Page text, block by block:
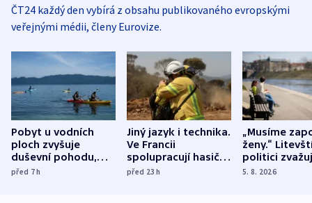
ČT24 každý den vybírá z obsahu publikovaného evropskými
veřejnými médii, členy Eurovize.
Pobyt u vodních
ploch zvyšuje
duševní pohodu,
ukázala
před 7h
Jiný jazyk i technika.
Ve Francii
spolupracují hasiči z
různých zemí
před 23h
„Musíme
ženy.“
politici
dohodu o
5. 8. 2026